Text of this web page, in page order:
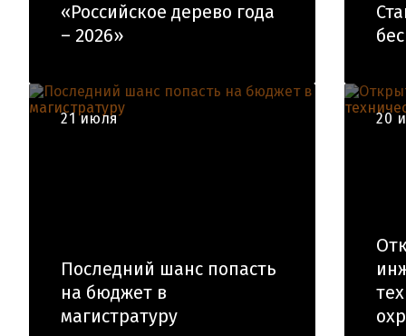
«Российское дерево года
– 2026»
21 июля
Последний шанс попасть
на бюджет в
магистратуру
20